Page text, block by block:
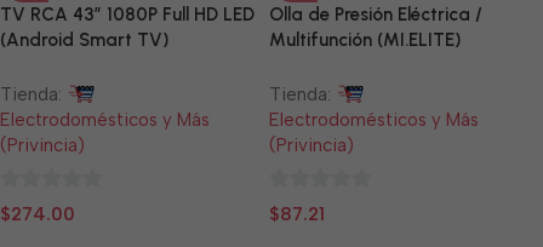
TV RCA 43” 1080P Full HD LED
(Android Smart TV)
Tienda:
Electrodomésticos y Más
(Privincia)
0
$274.00
Olla de Presión Eléctrica /
Multifunción (MI.ELITE)
Tienda:
Electrodomésticos y Más
(Privincia)
0
$87.21